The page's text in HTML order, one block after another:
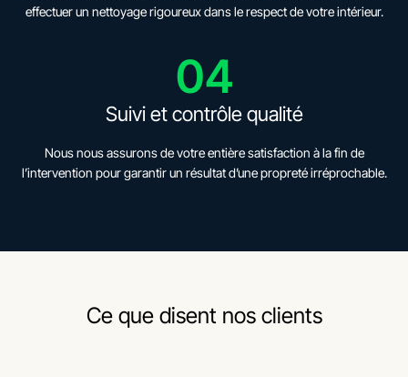
effectuer un nettoyage rigoureux dans le respect de votre intérieur.
04
Suivi et contrôle qualité
Nous nous assurons de votre entière satisfaction à la fin de
l’intervention pour garantir un résultat d’une propreté irréprochable.
Ce que disent nos clients